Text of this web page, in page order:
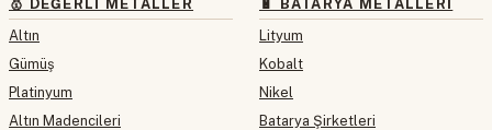
🥇 DEĞERLI METALLER
Altın
Gümüş
Platinyum
Altın Madencileri
🔋 BATARYA METALLERI
Lityum
Kobalt
Nikel
Batarya Şirketleri